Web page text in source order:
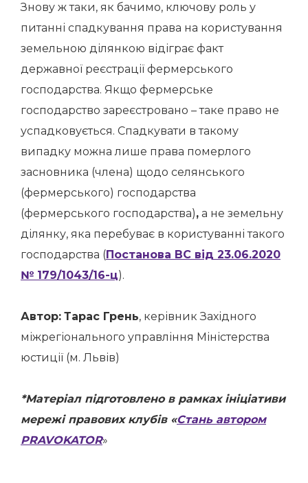
Знову ж таки, як бачимо, ключову роль у
питанні спадкування права на користування
земельною ділянкою відіграє факт
державної реєстрації фермерського
господарства. Якщо фермерське
господарство зареєстровано – таке право не
успадковується. Спадкувати в такому
випадку можна лише права померлого
засновника (члена) щодо селянського
(фермерського) господарства
(фермерського господарства), а не земельну
ділянку, яка перебуває в користуванні такого
господарства (Постанова ВС від 23.06.2020
№ 179/1043/16-ц).
Автор: Тарас Грень, керівник Західного
міжрегіонального управління Міністерства
юстиції (м. Львів)
*Матеріал підготовлено в рамках ініціативи
мережі правових клубів «Стань автором
PRAVOKATOR»